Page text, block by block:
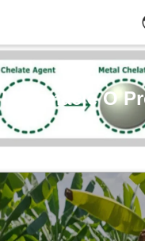
Informacje O